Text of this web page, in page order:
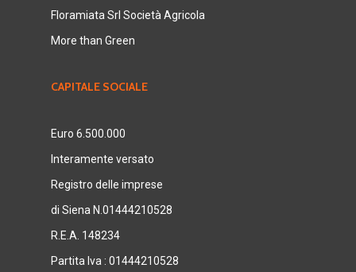
Floramiata Srl Società Agricola
More than Green
CAPITALE SOCIALE
Euro 6.500.000
Interamente versato
Registro delle imprese
di Siena N.01444210528
R.E.A. 148234
Partita Iva : 01444210528